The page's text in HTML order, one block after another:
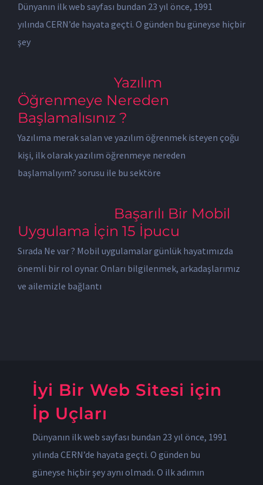
Dünyanın ilk web sayfası bundan 23 yıl önce, 1991
yılında CERN’de hayata geçti. O günden bu güneyse hiçbir
şey
Yazılım
Öğrenmeye Nereden
Başlamalısınız ?
Yazılıma merak salan ve yazılım öğrenmek isteyen çoğu
kişi, ilk olarak yazılım öğrenmeye nereden
başlamalıyım? sorusu ile bu sektöre
Başarılı Bir Mobil
Uygulama İçin 15 İpucu
Sırada Ne var ? Mobil uygulamalar günlük hayatımızda
önemli bir rol oynar. Onları bilgilenmek, arkadaşlarımız
ve ailemizle bağlantı
İyi Bir Web Sitesi için
İp Uçları
Dünyanın ilk web sayfası bundan 23 yıl önce, 1991
yılında CERN’de hayata geçti. O günden bu
güneyse hiçbir şey aynı olmadı. O ilk adımın